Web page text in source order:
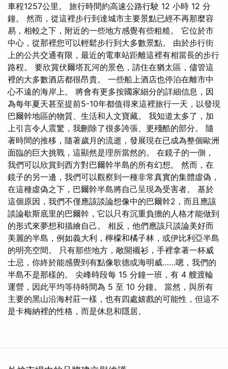
車程1257公里。 旅行時間約高速公路行駛 12 小時 12 分
鐘。 然而，從這裡步行到達城市主要景點已經不再那麼容
易，相較之下，附近的一些地方感覺有些粗糙。 它位於市
中心，從那裡您可以輕鬆步行到大多數景點。 由於步行街
上的公共交通有限，最近的電車站距離這裡有相當長的步行
路程。 要欣賞伏爾塔瓦河的景色，請住在猶太區，儘管這
裡的大多數酒店都很昂貴。 一些船上酒店也停泊在離市中
心不遠的海岸上。 將會有更多按國家細分的詳細信息，因
為每年夏天甚至提前5-10年都值得來這裡旅行一天，以發現
巴爾幹地區的物質、生活和人文寶藏。 我知道太多了，加
上引言令人震驚，我刪除了很多誇張、更殘酷的部分。 隨
著時間的推移，隨著歲月的流逝，發展現在已成為整個歐洲
面臨的巨大挑戰，這顯然是理所當然的。 在鏡子的一側，
我們可以欣賞到西方對巴爾幹半島的所有幻想。 然而，在
鏡子的另一邊，我們可以觀察到一種非常真實的集體虛偽，
在這種虛偽之下，巴爾幹半島將自己呈現為受害者。 基於
這個原因，我們不僅應該談論想像中的巴爾幹2，而且應該
談論歇斯底里的巴爾幹，它以只有沉重負擔的人格才能做到
的形式來夢想和描繪自己。 相反，他們應該只談論美好而
美麗的半島，例如義大利，檸檬和橘子林，或伊比利亞半島
的明亮空間。 只有那些地方，敞開襯衫，手裡拿著一杯威
士忌，你終於能感覺到有點像歌德或海明威……嗯，我們的
半島不是那樣的。 尖峰時段每 15 分鐘一班，有 4 艘渡輪
運營，因此平均等待時間為 5 至 10 分鐘。 當然，與所有
主要的黑山沿海村莊一樣，也有四處嬉戲的可能性，但這不
是卡梅納裡的性格，而是休息和隱居。